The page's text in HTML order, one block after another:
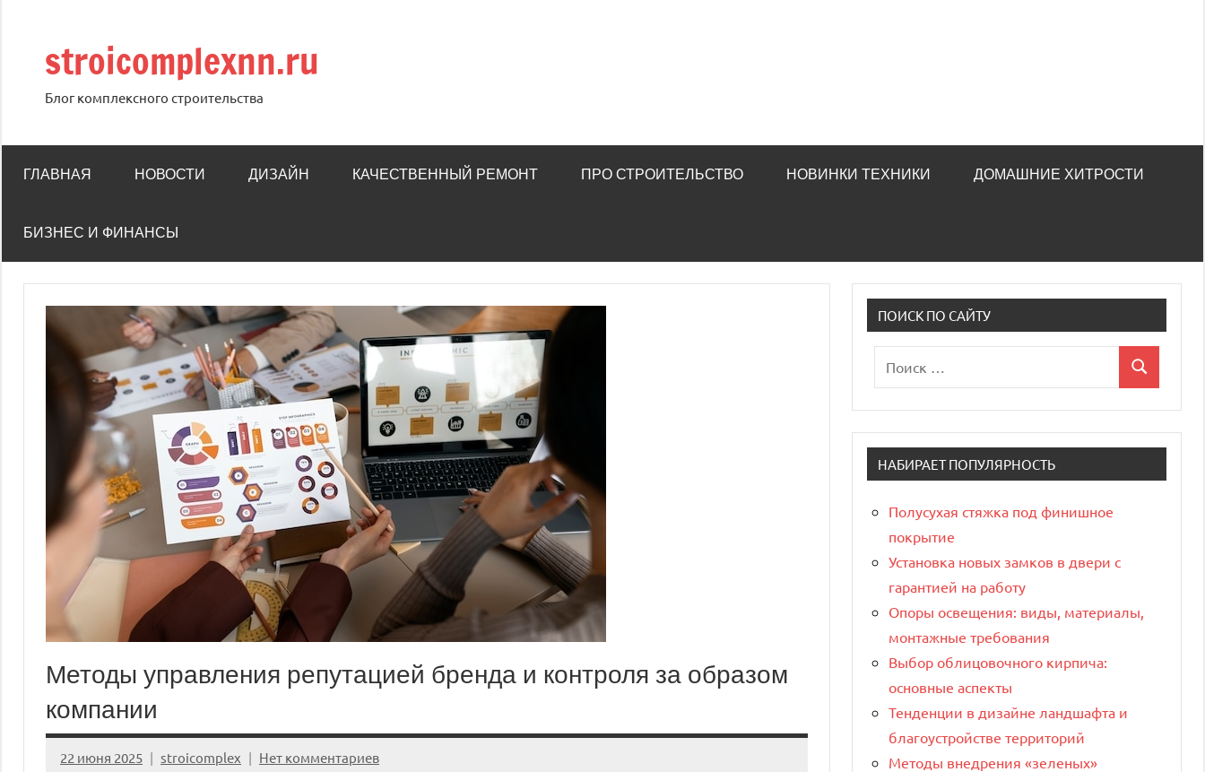
содержимому
stroicomplexnn.ru
Блог комплексного строительства
ГЛАВНАЯ НОВОСТИ ДИЗАЙН КАЧЕСТВЕННЫЙ РЕМОНТ ПРО СТРОИТЕЛЬСТВО НОВИНКИ ТЕХНИКИ ДОМАШНИЕ ХИТРОСТИ
БИЗНЕС И ФИНАНСЫ
Методы управления репутацией бренда и контроля за образом
компании
22 июня 2025 stroicomplex Нет комментариев
ПОИСК ПО САЙТУ
для:
Поиск
НАБИРАЕТ ПОПУЛЯРНОСТЬ
Полусухая стяжка под финишное
покрытие
Установка новых замков в двери с
гарантией на работу
Опоры освещения: виды, материалы,
монтажные требования
Выбор облицовочного кирпича:
основные аспекты
Тенденции в дизайне ландшафта и
благоустройстве территорий
Методы внедрения «зеленых»